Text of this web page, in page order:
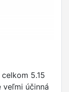
5.15
veľmi účinná